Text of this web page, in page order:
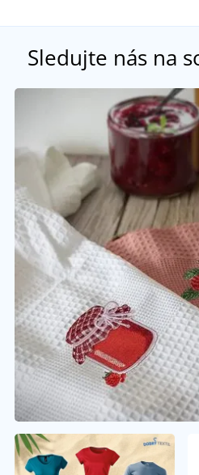
Sledujte nás na